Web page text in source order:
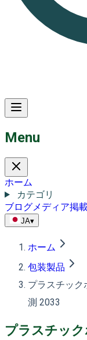
Menu
ホーム
カテゴリ
ブログメディア掲
JA▾
ホーム
包装製品
プラスチック
測 2033
プラスチッ